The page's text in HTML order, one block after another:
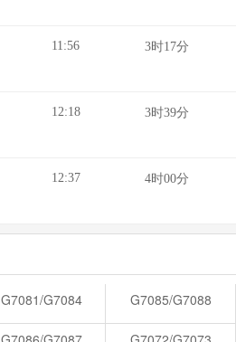
11:56 3时17分
12:18 3时39分
12:37 4时00分
G7081/G7084 G7085/G7088